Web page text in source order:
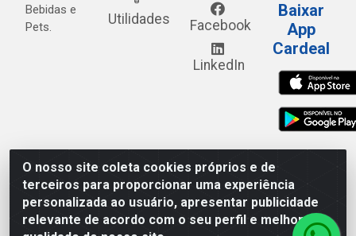
O nosso site coleta cookies próprios e de
terceiros para proporcionar uma experiência
personalizada ao usuário, apresentar publicidade
relevante de acordo com o seu perfil e melhorar a
Bebidas e
Pets.
Utilidades Facebook
LinkedIn
Baixar
App
Cardeal
Cardeal Distribuidora - Estrada Alto do Moura, 582 - Alto
do Moura - Caruaru/PE - CEP 55.040-120 - CNPJ
05.253.499/0001-62